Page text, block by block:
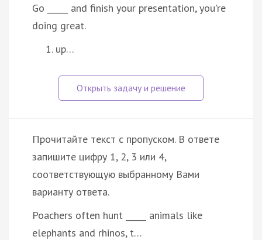
Go _____ and finish your presentation, you're
doing great.
up…
Прочитайте текст с пропуском. В ответе
запишите цифру 1, 2, 3 или 4,
соответствующую выбранному Вами
варианту ответа.
Poachers often hunt _____ animals like
elephants and rhinos, t…